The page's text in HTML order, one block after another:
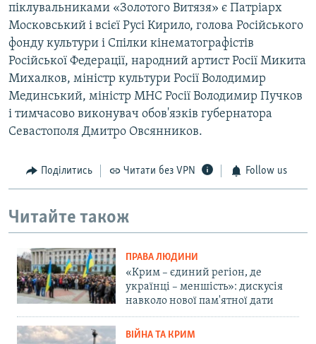
піклувальниками «Золотого Витязя» є Патріарх
Московський і всієї Русі Кирило, голова Російського
фонду культури і Спілки кінематографістів
Російської Федерації, народний артист Росії Микита
Михалков, міністр культури Росії Володимир
Мединський, міністр МНС Росії Володимир Пучков
і тимчасово виконувач обов'язків губернатора
Севастополя Дмитро Овсянников.
Поділитись Читати без VPN Follow us
Читайте також
ПРАВА ЛЮДИНИ
«Крим – єдиний регіон, де
українці – меншість»: дискусія
навколо нової пам'ятної дати
ВІЙНА ТА КРИМ